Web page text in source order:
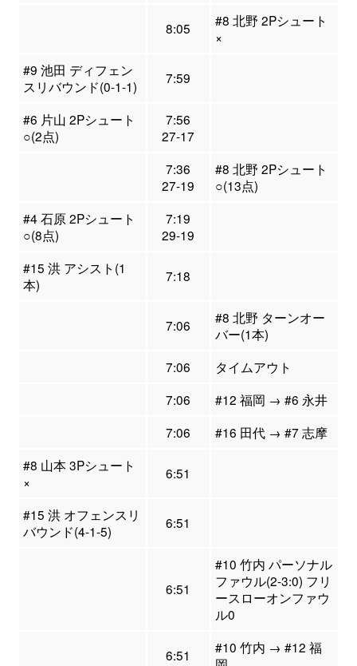
8:05
#8 北野 2Pシュート
×
#9 池田 ディフェン
スリバウンド(0-1-1)
7:59
#6 片山 2Pシュート
○(2点)
7:56
27-17
7:36
27-19
#8 北野 2Pシュート
○(13点)
#4 石原 2Pシュート
○(8点)
7:19
29-19
#15 洪 アシスト(1
本)
7:18
7:06
#8 北野 ターンオー
バー(1本)
7:06
タイムアウト
7:06
#12 福岡 → #6 永井
7:06
#16 田代 → #7 志摩
#8 山本 3Pシュート
×
6:51
#15 洪 オフェンスリ
バウンド(4-1-5)
6:51
6:51
#10 竹内 パーソナル
ファウル(2-3:0) フリ
ースローオンファウ
ル0
6:51
#10 竹内 → #12 福